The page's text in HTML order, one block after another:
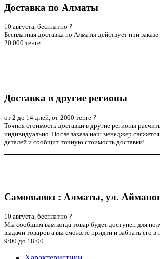
Доставка по Алматы
10 августа, бесплатно ?
Бесплатная доставка по Алматы действует при
20 000 тенге.
Доставка в другие регионы
от 2 до 14 дней, от 2000 тенге ?
Точная стоимость доставки в другие регионы
индивидуально. После заказа наш менеджер
деталей и сообщит точную стоимость доставки!
Самовывоз : Алматы, ул.
10 августа, бесплатно ?
Мы сообщим вам когда товар будет доступен для
выдачи товаров а вы сможете придти и забрать его
9:00 до 18:00.